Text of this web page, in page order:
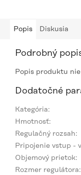
Popis Diskusia
Podrobný
Popis produktu
Dodatočné
Kategória:
Hmotnosť:
Regulačný rozsah:
Pripojenie vstup -
Objemový prietok:
Rozmer regulátora: